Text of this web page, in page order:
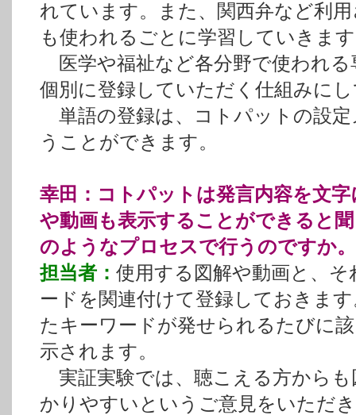
れています。また、関西弁など利
も使われるごとに学習していきま
医学や福祉など各分野で使われる
個別に登録していただく仕組みに
単語の登録は、コトパットの設
うことができます。
幸田：コトパットは発言内容を文
や動画も表示することができると
のようなプロセスで行うのですか。
担当者： 使用する図解や動画と、
ードを関連付けて登録しておきま
たキーワードが発せられるたびに
示されます。
実証実験では、聴こえる方からも
かりやすいというご意見をいただ